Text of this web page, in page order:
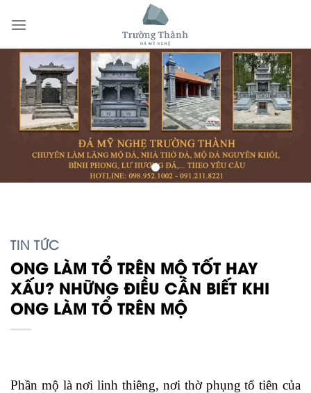
TIN TỨC
ONG LÀM TỔ TRÊN MỘ TỐT HAY
XẤU? NHỮNG ĐIỀU CẦN BIẾT KHI
ONG LÀM TỔ TRÊN MỘ
Phần mộ là nơi linh thiêng, nơi thờ phụng tổ tiên của